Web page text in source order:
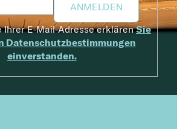
ANMELDEN
Ihrer E-Mail-Adresse erklärenSie
Datenschutzbestimmungen
einverstanden.